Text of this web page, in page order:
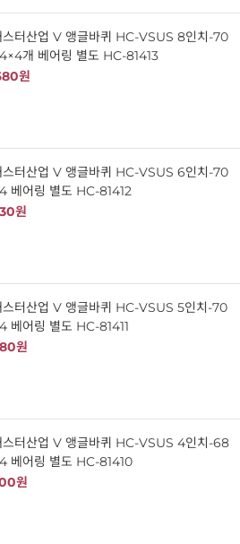
스터산업 V 앵글바퀴 HC-VSUS 8인치-70
개 베어링 별도 HC-81413
원
스터산업 V 앵글바퀴 HC-VSUS 6인치-70
베어링 별도 HC-81412
원
스터산업 V 앵글바퀴 HC-VSUS 5인치-70
베어링 별도 HC-81411
원
스터산업 V 앵글바퀴 HC-VSUS 4인치-68
베어링 별도 HC-81410
원